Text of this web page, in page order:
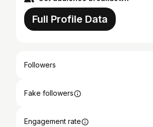
Full Profile Data
Followers
Fake followers
Engagement rate